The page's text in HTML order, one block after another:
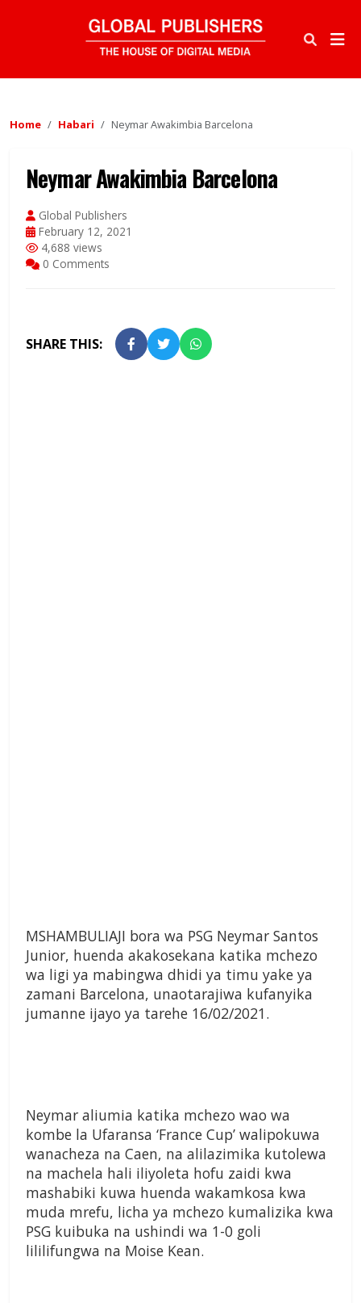
Home Habari Neymar Awakimbia Barcelona
Neymar Awakimbia Barcelona
Global Publishers
February 12, 2021
4,688 views
0 Comments
SHARE THIS:
MSHAMBULIAJI bora wa PSG Neymar Santos
Junior, huenda akakosekana katika mchezo
wa ligi ya mabingwa dhidi ya timu yake ya
zamani Barcelona, unaotarajiwa kufanyika
jumanne ijayo ya tarehe 16/02/2021.
Neymar aliumia katika mchezo wao wa
kombe la Ufaransa ‘France Cup’ walipokuwa
wanacheza na Caen, na alilazimika kutolewa
na machela hali iliyoleta hofu zaidi kwa
mashabiki kuwa huenda wakamkosa kwa
muda mrefu, licha ya mchezo kumalizika kwa
PSG kuibuka na ushindi wa 1-0 goli
lililifungwa na Moise Kean.